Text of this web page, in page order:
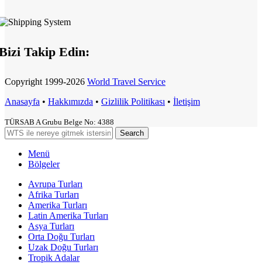
Takip Edin:
Copyright 1999-2026 World Travel Service
Anasayfa • Hakkımızda • Gizlilik Politikası • İletişim
TÜRSAB A Grubu Belge No: 4388
Search
Menü
Bölgeler
Avrupa Turları
Afrika Turları
Amerika Turları
Latin Amerika Turları
Asya Turları
Orta Doğu Turları
Uzak Doğu Turları
Tropik Adalar